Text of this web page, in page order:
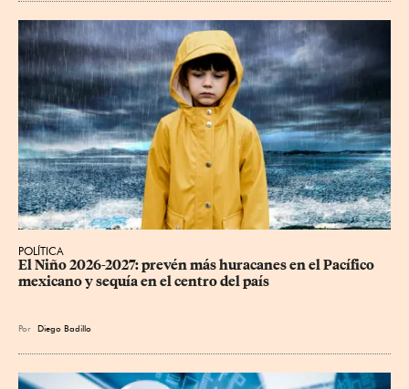
POLÍTICA
El Niño 2026-2027: prevén más huracanes en el Pacífico
mexicano y sequía en el centro del país
Por Diego Badillo